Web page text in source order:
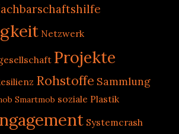
Netzwerk
Projekte
Rohstoffe Sammlung
Smartmob soziale Plastik
Systemcrash